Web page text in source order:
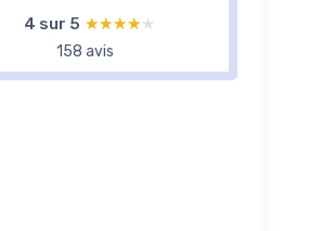
4 sur 5 ★★★★★
★★★★★
158 avis